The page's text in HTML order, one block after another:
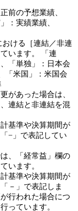
前の予想業績、
：実績業績、
おける［連結／非連
います。 「連
「単独」：日本会
「米国」：米国会
があった場合は、
連結と非連結を混
基準や決算期間が
−」で表記してい
、「経常益」欄の
います。
基準や決算期間が
－」で表記しま
行われた場合につ
っています。